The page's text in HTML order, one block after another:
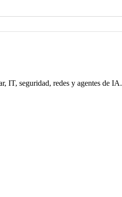
IT, seguridad, redes y agentes de IA.